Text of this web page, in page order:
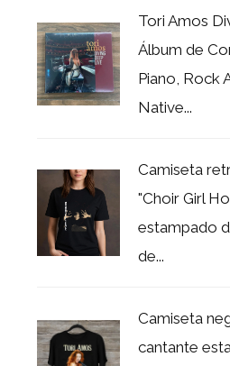
Tori Amos
Álbum de
Piano, Rock
Native...
Camiseta
"Choir Girl
estampado
de...
Camiseta
cantante